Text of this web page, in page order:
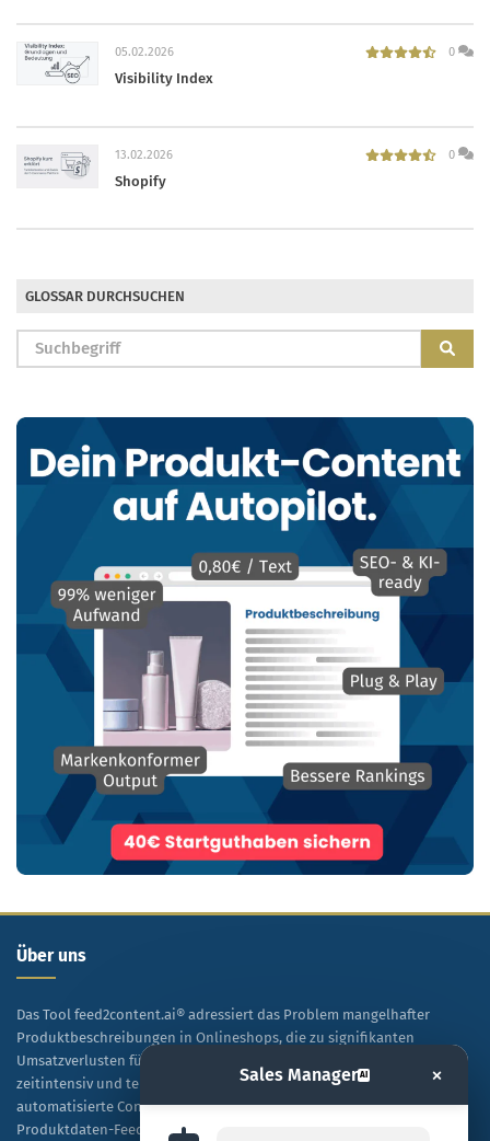
05.02.2026 0
Visibility Index
13.02.2026 0
Shopify
GLOSSAR DURCHSUCHEN
Über uns
Das Tool feed2content.ai® adressiert das Problem mangelhafter
Produktbeschreibungen in Onlineshops, die zu signifikanten
Umsatzverlusten führen. Während manuelle Texterstellung
zeitintensiv und teuer ist, ermöglicht diese Lösung eine
automatisierte Content-Generierung auf Basis vorhandener
Produktdaten-Feeds.
Sales Manager AI ×